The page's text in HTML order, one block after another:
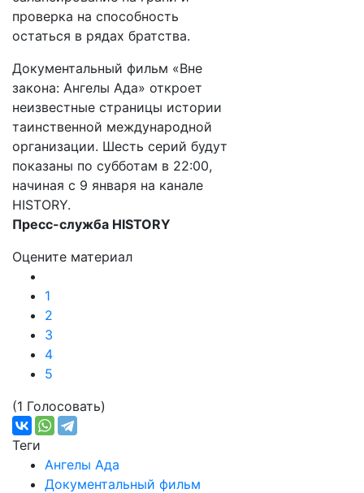
проверка на способность
остаться в рядах братства.
Документальный фильм «Вне
закона: Ангелы Ада» откроет
неизвестные страницы истории
таинственной международной
организации. Шесть серий будут
показаны по субботам в 22:00,
начиная с 9 января на канале
HISTORY.
Пресс-служба HISTORY
Оцените материал
1
2
3
4
5
(1 Голосовать)
Теги
Ангелы Ада
Документальный фильм